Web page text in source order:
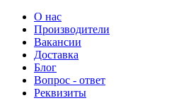
О нас
Производители
Вакансии
Доставка
Блог
Вопрос - ответ
Реквизиты